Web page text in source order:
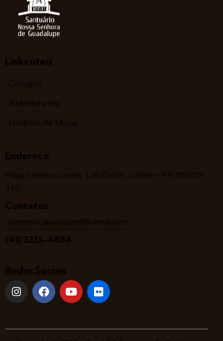
Links úteis
Contato
Atendimento
Horários de Missas
Endereço
Praça Senador Correia, 128 Centro, Curitiba – PR, 80010-
210
Contatos
secretaria.guadalupe@hotmail.com
(41) 3233-4884
Redes Sociais